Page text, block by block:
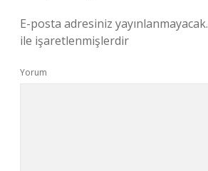
E-posta adresiniz yayınlanmayacak.
ile işaretlenmişlerdir
Yorum